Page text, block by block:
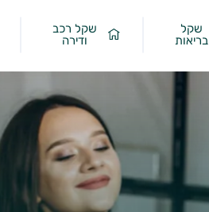
שקל
בריאות
שקל רכב
ודירה